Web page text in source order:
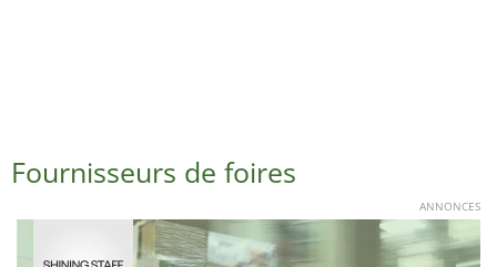
Fournisseurs de foires
ANNONCES